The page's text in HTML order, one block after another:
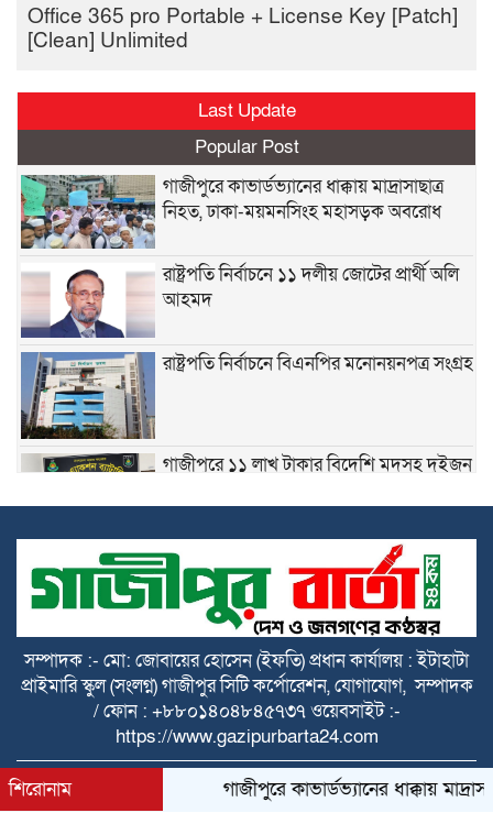
Office 365 pro Portable + License Key [Patch]
[Clean] Unlimited
Last Update
Popular Post
গাজীপুরে কাভার্ডভ্যানের ধাক্কায় মাদ্রাসাছাত্র
নিহত, ঢাকা-ময়মনসিংহ মহাসড়ক অবরোধ
রাষ্ট্রপতি নির্বাচনে ১১ দলীয় জোটের প্রার্থী অলি
আহমদ
রাষ্ট্রপতি নির্বাচনে বিএনপির মনোনয়নপত্র সংগ্রহ
গাজীপুরে ১১ লাখ টাকার বিদেশি মদসহ দুইজন
জঙ্গি হামলার শঙ্কায় সারা দেশে পুলিশের হাই
অ্যালার্ট জারি
সাংবাদিক তুহিন হত্যার এক বছর: খুনিদের
ফাঁসির দাবিতে গাজীপুরে মানববন্ধন ও প্রতিবাদ
সমাবেশ
রাষ্ট্রপতি নির্বাচনের চূড়ান্ত ভোটার তালিকা প্রকাশ
সম্পাদক :- মো: জোবায়ের হোসেন (ইফতি) প্রধান কার্যালয় : ইটাহাটা
প্রাইমারি স্কুল (সংলগ্ন) গাজীপুর সিটি কর্পোরেশন, যোগাযোগ, সম্পাদক
/ ফোন : +৮৮০১৪০৪৮৪৫৭৩৭ ওয়েবসাইট :-
https://www.gazipurbarta24.com
All rights reserved © 2025 Themes Created by
BDITWork.com
শিরোনাম গাজীপুরে কাভার্ডভ্যানের ধাক্কায়